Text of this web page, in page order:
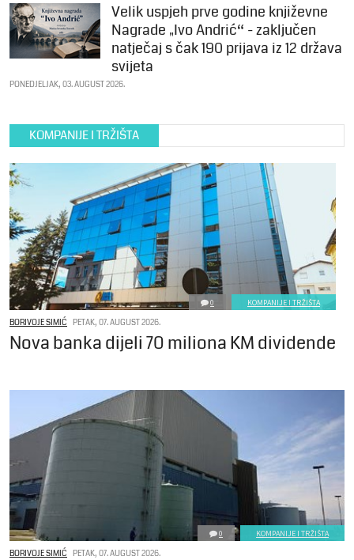
Velik uspjeh prve godine književne
Nagrade „Ivo Andrić“ - zaključen
natječaj s čak 190 prijava iz 12 država
svijeta
PONEDJELJAK, 03. AUGUST 2026.
KOMPANIJE I TRŽIŠTA
0 KOMPANIJE I TRŽIŠTA
BORIVOJE SIMIĆ PETAK, 07. AUGUST 2026.
Nova banka dijeli 70 miliona KM dividende
0 KOMPANIJE I TRŽIŠTA
BORIVOJE SIMIĆ PETAK, 07. AUGUST 2026.